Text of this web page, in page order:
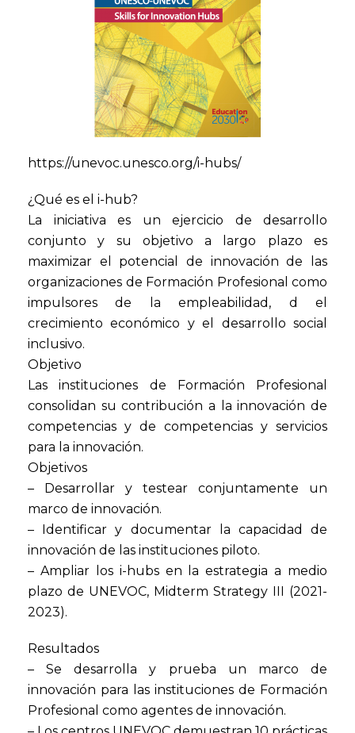
https://unevoc.unesco.org/i-hubs/
¿Qué es el i-hub?
La iniciativa es un ejercicio de desarrollo
conjunto y su objetivo a largo plazo es
maximizar el potencial de innovación de las
organizaciones de Formación Profesional como
impulsores de la empleabilidad, d el
crecimiento económico y el desarrollo social
inclusivo.
Objetivo
Las instituciones de Formación Profesional
consolidan su contribución a la innovación de
competencias y de competencias y servicios
para la innovación.
Objetivos
– Desarrollar y testear conjuntamente un
marco de innovación.
– Identificar y documentar la capacidad de
innovación de las instituciones piloto.
– Ampliar los i-hubs en la estrategia a medio
plazo de UNEVOC, Midterm Strategy III (2021-
2023).
Resultados
– Se desarrolla y prueba un marco de
innovación para las instituciones de Formación
Profesional como agentes de innovación.